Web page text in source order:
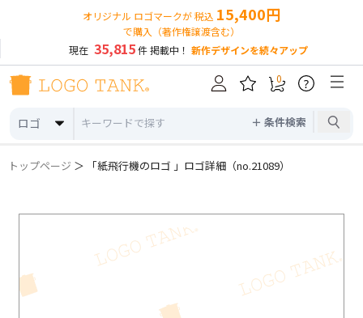
オリジナル ロゴマークが 税込 15,400円
で購入（著作権譲渡含む）
現在 35,815件 掲載中！ 新作デザインを続々アップ
ロゴ ＋ 条件検索
0 ?
トップページ ＞ 「紙飛行機のロゴ 」ロゴ詳細（no.21089）